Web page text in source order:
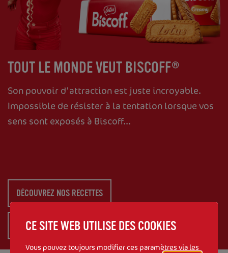
TOUT LE MONDE VEUT BISCOFF®
Son pouvoir d'attraction est juste incroyable.
Impossible de résister à la tentation lorsque vos
sens sont exposés à Biscoff...
DÉCOUVREZ NOS RECETTES
DÉCOUVREZ NOTRE GAMME
CE SITE WEB UTILISE DES COOKIES
Vous pouvez toujours modifier ces paramètres via les